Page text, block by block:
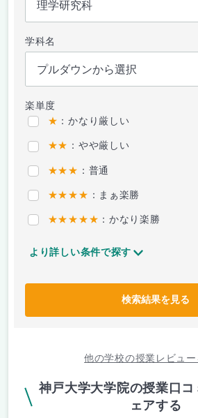
学科名
楽単度
★ ：かなり厳しい
★★ ：やや厳しい
★★★ ：普通
★★★★ ：まぁ楽勝
★★★★★ ：かなり楽勝
より詳しい条件で探す
検索結果を見る
他の学校の授業レビュー
神戸大学大学院の授業口
ェアする